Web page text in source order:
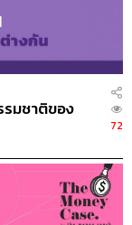
รมชาติของ
72